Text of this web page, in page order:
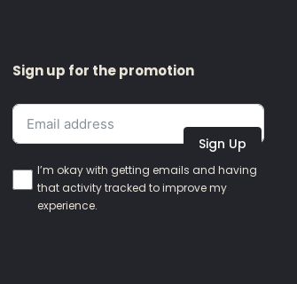
Sign up for the promotion
Sign Up
I’m okay with getting emails and having
that activity tracked to improve my
experience.